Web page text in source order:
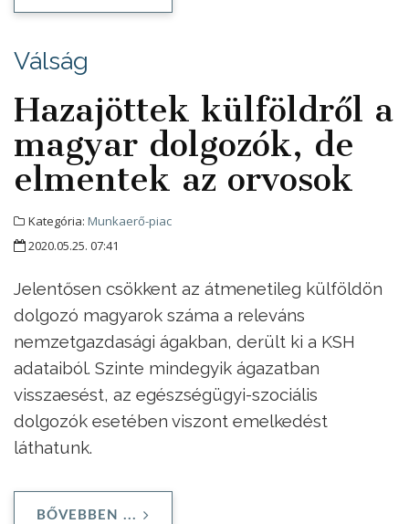
Válság
Hazajöttek külföldről a
magyar dolgozók, de
elmentek az orvosok
Kategória: Munkaerő-piac
2020.05.25. 07:41
Jelentősen csökkent az átmenetileg külföldön
dolgozó magyarok száma a releváns
nemzetgazdasági ágakban, derült ki a KSH
adataiból. Szinte mindegyik ágazatban
visszaesést, az egészségügyi-szociális
dolgozók esetében viszont emelkedést
láthatunk.
BŐVEBBEN ...